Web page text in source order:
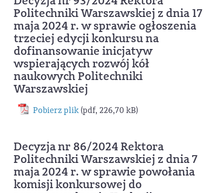
Politechniki Warszawskiej z dnia 17
maja 2024 r. w sprawie ogłoszenia
trzeciej edycji konkursu na
dofinansowanie inicjatyw
wspierających rozwój kół
naukowych Politechniki
Warszawskiej
Pobierz plik(pdf, 226,70 kB)
Decyzja nr 86/2024 Rektora
Politechniki Warszawskiej z dnia 7
maja 2024 r. w sprawie powołania
komisji konkursowej do